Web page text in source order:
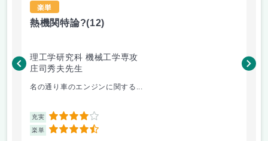
楽単
熱機関特論?(12)
理工学研究科 機械工学専攻
庄司秀夫先生
名の通り車のエンジンに関する...
充実 4
楽単 4.5
川